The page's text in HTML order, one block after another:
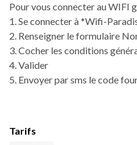
Pour vous connecter au WIFI
1. Se connecter à *Wifi-
2. Renseigner le formulaire
3. Cocher les conditions
4. Valider
5. Envoyer par sms le code
Tarifs